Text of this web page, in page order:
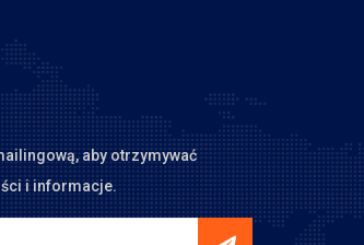
aby otrzymywać
i informacje.